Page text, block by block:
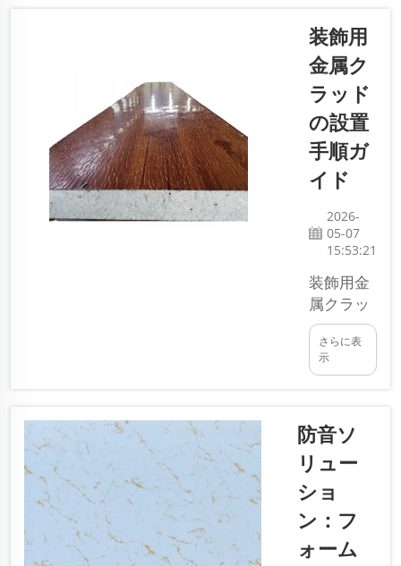
の削減が可
能です。多
くの建設業
者が、現場
でゼロから
施工する代
わりに、こ
れらのパネ
ています。
SDQIGONG
が、現代の
建築要件に
適合する高
品質なプレ
ファブEPS
とで、この
潮流を牽引
していま
す…
装飾用
金属ク
ラッド
の設置
手順ガ
イド
2026-
05-07
15:53:21
装飾用金
属クラッ
ドは、建
物を美し
くし、最
ことがで
きます。
取り付け
る作業は
それほど
難しくあ
りません
さらに表
示
防音ソ
リュー
ショ
ン：フ
ォーム